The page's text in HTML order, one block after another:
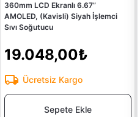
360mm LCD Ekranlı 6.67”
AMOLED, (Kavisli) Siyah İşlemci
Sıvı Soğutucu
19.048,00₺
Ücretsiz Kargo
Sepete Ekle